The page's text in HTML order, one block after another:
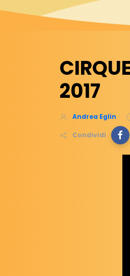
2017
Andrea Eglin
Condividi